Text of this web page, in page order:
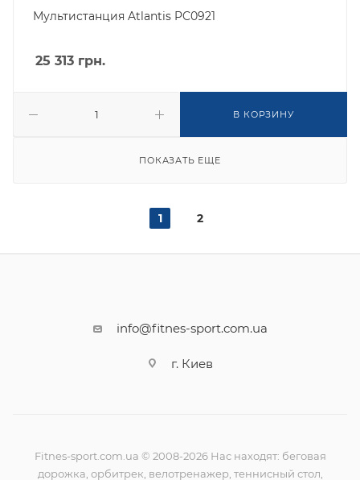
Мультистанция Atlantis PC0921
25 313 грн.
В КОРЗИНУ
ПОКАЗАТЬ ЕЩЕ
1 2
info@fitnes-sport.com.ua
г. Киев
Fitnes-sport.com.ua © 2008-2026 Нас находят: беговая
дорожка, орбитрек, велотренажер, теннисный стол,